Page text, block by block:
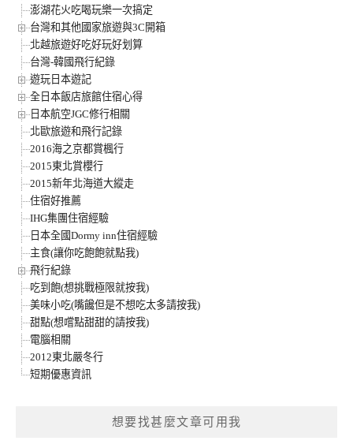
澎湖花火吃喝玩樂一次搞定
台灣和其他國家旅遊與3C開箱
北越旅遊好吃好玩好划算
台灣-韓國飛行紀錄
遊玩日本遊記
全日本飯店旅館住宿心得
日本航空JGC修行相關
北歐旅遊和飛行記錄
2016海之京都賞楓行
2015東北賞櫻行
2015新年北海道大縱走
住宿好推薦
IHG集團住宿經驗
日本全國Dormy inn住宿經驗
主食(讓你吃飽飽就點我)
飛行紀錄
吃到飽(想挑戰極限就按我)
美味小吃(嘴饞但是不想吃太多請按我)
甜點(想嚐點甜甜的請按我)
電腦相關
2012東北嚴冬行
短期優惠資訊
想要找甚麼文章可用我